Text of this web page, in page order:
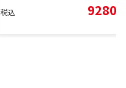
税込 9280